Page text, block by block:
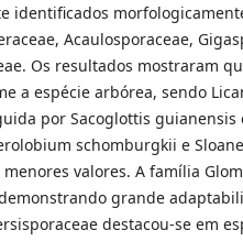
identificados
Acaulosporaceae,
Os resultados mostraram
a espécie arbórea, sendo
por Sacoglottis guianensis
schomburgkii e
valores. A família
grande
destacou-se em